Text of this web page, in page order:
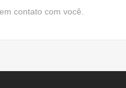
contato com você.